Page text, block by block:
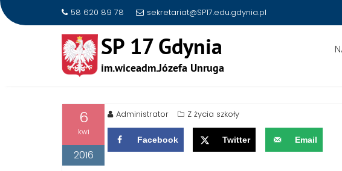
58 620 89 78 sekretariat@SP17.edu.gdynia.pl
W PIATEK 8 KWIETNIA ZBIÓRKA
6
kwi
2016
Administrator Z życia szkoły
Facebook Twitter Email